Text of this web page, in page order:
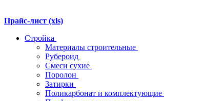
Прайс-лист (xls)
Стройка
Материалы строительные
Рубероид
Смеси сухие
Поролон
Затирки
Поликарбонат и комплектующие